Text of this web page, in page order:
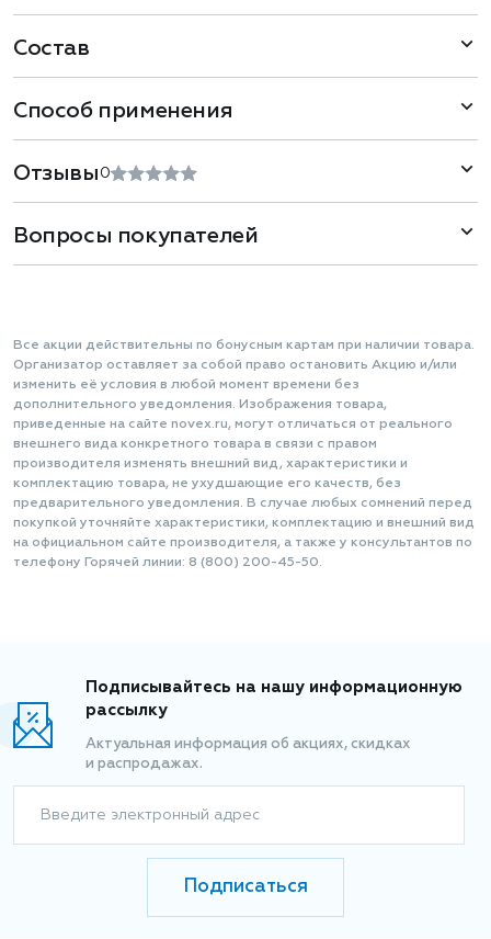
Состав
Способ применения
Отзывы 0
Вопросы покупателей
Все акции действительны по бонусным картам при наличии товара.
Организатор оставляет за собой право остановить Акцию и/или
изменить её условия в любой момент времени без
дополнительного уведомления. Изображения товара,
приведенные на сайте novex.ru, могут отличаться от реального
внешнего вида конкретного товара в связи с правом
производителя изменять внешний вид, характеристики и
комплектацию товара, не ухудшающие его качеств, без
предварительного уведомления. В случае любых сомнений перед
покупкой уточняйте характеристики, комплектацию и внешний вид
на официальном сайте производителя, а также у консультантов по
телефону Горячей линии: 8 (800) 200-45-50.
Подписывайтесь на нашу информационную
рассылку
Актуальная информация об акциях, скидках
и распродажах.
Введите электронный адрес
Подписаться